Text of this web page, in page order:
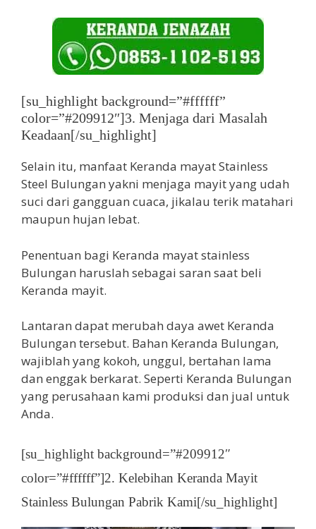
[su_highlight background=”#ffffff”
color=”#209912″]3. Menjaga dari Masalah
Keadaan[/su_highlight]
Selain itu, manfaat Keranda mayat Stainless
Steel Bulungan yakni menjaga mayit yang udah
suci dari gangguan cuaca, jikalau terik matahari
maupun hujan lebat.
Penentuan bagi Keranda mayat stainless
Bulungan haruslah sebagai saran saat beli
Keranda mayit.
Lantaran dapat merubah daya awet Keranda
Bulungan tersebut. Bahan Keranda Bulungan,
wajiblah yang kokoh, unggul, bertahan lama
dan enggak berkarat. Seperti Keranda Bulungan
yang perusahaan kami produksi dan jual untuk
Anda.
[su_highlight background=”#209912″
color=”#ffffff”]2. Kelebihan Keranda Mayit
Stainless Bulungan Pabrik Kami[/su_highlight]